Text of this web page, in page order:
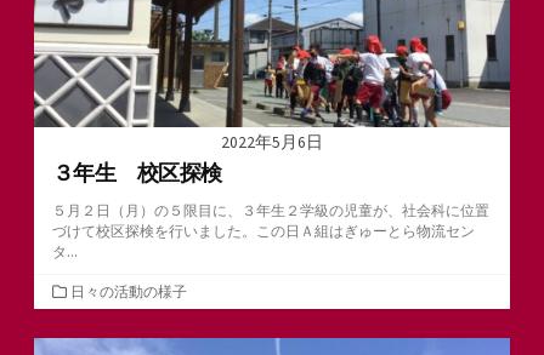
2022年5月6日
３年生 校区探検
５月２日（月）の５限目に、３年生２学級の児童が、社会科に位置
づけて校区探検を行いました。この日Ａ組はぎゅーとら物流セン
タ...
カ
テ
ゴ
日々の活動の様子